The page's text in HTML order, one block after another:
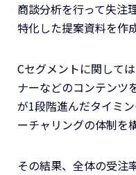
商談分析を行って失注
特化した提案資料を作
Cセグメントに関して
ナーなどのコンテンツ
が1段階進んだタイミ
ーチャリングの体制を
その結果、全体の受注